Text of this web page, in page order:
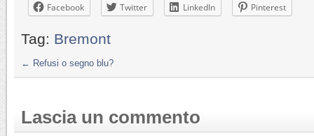
Facebook Twitter LinkedIn Pinterest
Tag: Bremont
← Refusi o segno blu?
Lascia un commento